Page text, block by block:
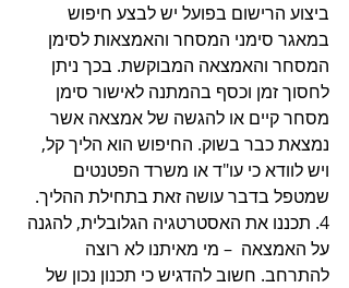
ביצוע הרישום בפועל יש לבצע חיפוש
במאגר סימני המסחר והאמצאות לסימן
המסחר והאמצאה המבוקשת. בכך ניתן
לחסוך זמן וכסף בהמתנה לאישור סימן
מסחר קיים או להגשה של אמצאה אשר
נמצאת כבר בשוק. החיפוש הוא הליך קל,
ויש לוודא כי עו"ד או משרד הפטנטים
שמטפל בדבר עושה זאת בתחילת ההליך.
4. תכננו את האסטרטגיה הגלובלית, להגנה
על האמצאה  – מי מאיתנו לא רוצה
להתרחב. חשוב להדגיש כי תכנון נכון של